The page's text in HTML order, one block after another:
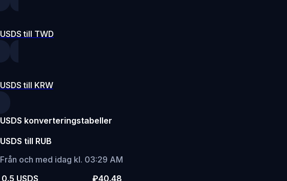
USDS till TWD
USDS till KRW
USDS konverteringstabeller
USDS till RUB
Från och med idag kl. 03:29 AM
0.5 USDS
₽40.48